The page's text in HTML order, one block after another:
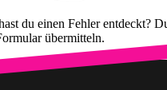
du einen Fehler entdeckt?
übermitteln.